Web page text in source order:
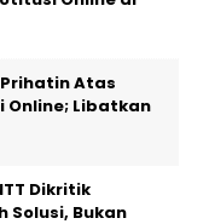
Atas
Online; Libatkan
Dikritik
Solusi, Bukan